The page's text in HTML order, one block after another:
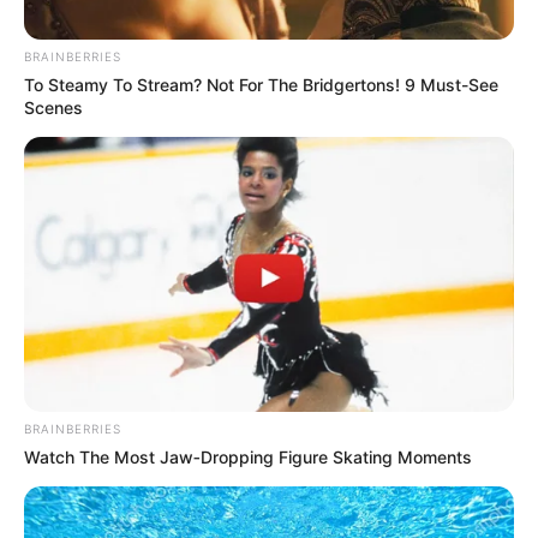
BRAINBERRIES
To Steamy To Stream? Not For The Bridgertons! 9 Must-See
Scenes
BRAINBERRIES
Watch The Most Jaw‑Dropping Figure Skating Moments